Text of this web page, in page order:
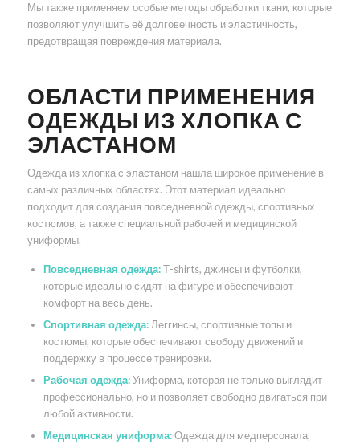
Мы также применяем особые методы обработки ткани, которые
позволяют улучшить её долговечность и эластичность,
предотвращая повреждения материала.
ОБЛАСТИ ПРИМЕНЕНИЯ
ОДЕЖДЫ ИЗ ХЛОПКА С
ЭЛАСТАНОМ
Одежда из хлопка с эластаном нашла широкое применение в
самых различных областях. Этот материал идеально
подходит для создания повседневной одежды, спортивных
костюмов, а также специальной рабочей и медицинской
униформы.
Повседневная одежда:Т-shirts, джинсы и футболки,
которые идеально сидят на фигуре и обеспечивают
комфорт на весь день.
Спортивная одежда:Леггинсы, спортивные топы и
костюмы, которые обеспечивают свободу движений и
поддержку в процессе тренировки.
Рабочая одежда:Униформа, которая не только выглядит
профессионально, но и позволяет свободно двигаться при
любой активности.
Медицинская униформа:Одежда для медперсонала,